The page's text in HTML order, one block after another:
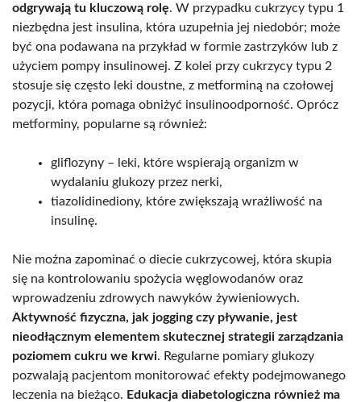
odgrywają tu kluczową rolę. W przypadku cukrzycy typu 1
niezbędna jest insulina, która uzupełnia jej niedobór; może
być ona podawana na przykład w formie zastrzyków lub z
użyciem pompy insulinowej. Z kolei przy cukrzycy typu 2
stosuje się często leki doustne, z metforminą na czołowej
pozycji, która pomaga obniżyć insulinoodporność. Oprócz
metforminy, popularne są również:
gliflozyny – leki, które wspierają organizm w
wydalaniu glukozy przez nerki,
tiazolidinediony, które zwiększają wrażliwość na
insulinę.
Nie można zapominać o diecie cukrzycowej, która skupia
się na kontrolowaniu spożycia węglowodanów oraz
wprowadzeniu zdrowych nawyków żywieniowych.
Aktywność fizyczna, jak jogging czy pływanie, jest
nieodłącznym elementem skutecznej strategii zarządzania
poziomem cukru we krwi. Regularne pomiary glukozy
pozwalają pacjentom monitorować efekty podejmowanego
leczenia na bieżąco. Edukacja diabetologiczna również ma